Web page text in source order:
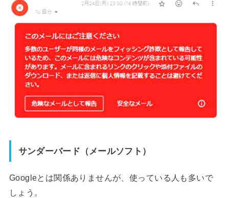
サンダーバード（メールソフト）
Googleとは関係ありませんが、使っている人も多いで
しょう。